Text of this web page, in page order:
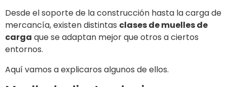
Desde el soporte de la construcción hasta la carga de
mercancía, existen distintas clases de muelles de
carga que se adaptan mejor que otros a ciertos
entornos.
Aquí vamos a explicaros algunos de ellos.